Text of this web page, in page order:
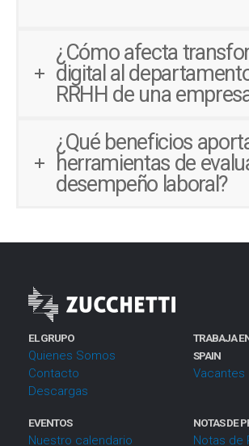
¿Cómo afecta
digital al
RRHH de una
¿Qué beneficios
herramientas de
desempeño laboral?
EL GRUPO
Quienes Somos
Contacto
Descargas
TRABAJA
SPAIN
Vacantes
EVENTOS
Nuestro calendario
NOTAS DE
Notas de